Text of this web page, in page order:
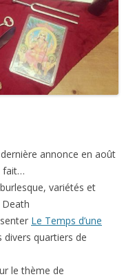
annonce en août
fait…
variétés et
Le Temps d’une
divers quartiers de
le thème de